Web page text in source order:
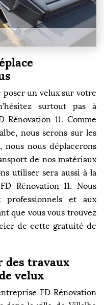
poser un velux sur votre
surtout pas à
11. Comme
nous serons sur les
nous nous déplacerons
de nos matériaux
utiliser sera aussi à la
Rénovation 11. Nous
professionnels et aux
que vous vous trouvez
de cette gratuité de
des travaux
velux
FD Rénovation